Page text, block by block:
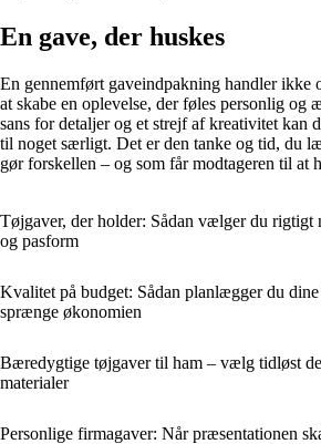
En gave, der huskes
En gennemført gaveindpakning handler ikke
at skabe en oplevelse, der føles personlig og
sans for detaljer og et strejf af kreativitet kan
til noget særligt. Det er den tanke og tid, du
gør forskellen – og som får modtageren til at
Tøjgaver, der holder: Sådan vælger du rigtigt
og pasform
Kvalitet på budget: Sådan planlægger du
sprænge økonomien
Bæredygtige tøjgaver til ham – vælg tidløst
materialer
Personlige firmagaver: Når præsentationen